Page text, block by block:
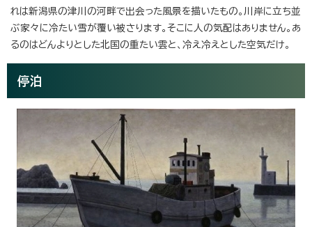
れは新潟県の津川の河畔で出会った風景を描いたもの。川岸に立ち並
ぶ家々に冷たい雪が覆い被さります。そこに人の気配はありません。あ
るのはどんよりとした北国の重たい雲と、冷え冷えとした空気だけ。
停泊